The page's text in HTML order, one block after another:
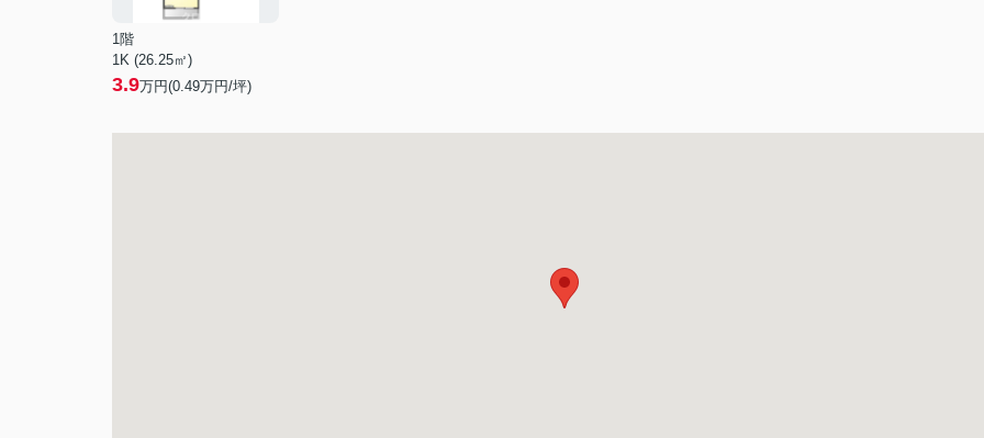
1階
1K (26.25㎡)
3.9万円(0.49万円/坪)